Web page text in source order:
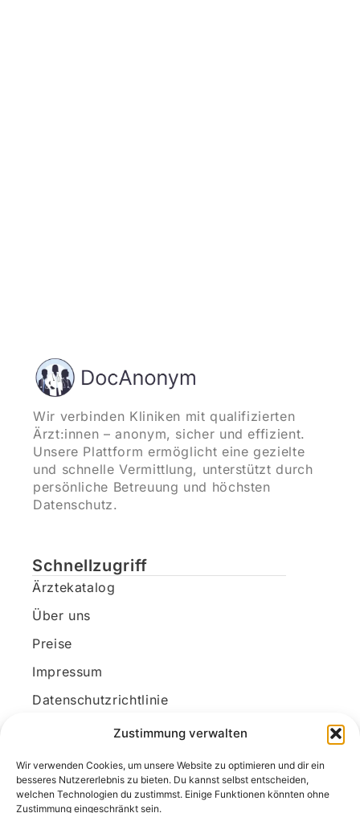
Zustimmung verwalten
Wir verwenden Cookies, um unsere Website zu optimieren und dir ein
besseres Nutzererlebnis zu bieten. Du kannst selbst entscheiden,
welchen Technologien du zustimmst. Einige Funktionen könnten ohne
Zustimmung eingeschränkt sein.
Wir verbinden Kliniken mit qualifizierten
Ärzt:innen – anonym, sicher und effizient.
Unsere Plattform ermöglicht eine gezielte
und schnelle Vermittlung, unterstützt durch
persönliche Betreuung und höchsten
Datenschutz.
Schnellzugriff
Ärztekatalog
Über uns
Preise
Impressum
Datenschutzrichtlinie
Kundenkonto
Unsere Kontaktdaten
E-Mail: kontakt@docanonym.com